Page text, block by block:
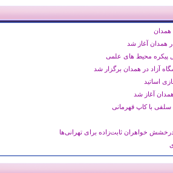
همدان
پیکره محیط های علمی
اساتید
آغاز شد
سلفی با کاپ قهرمانی